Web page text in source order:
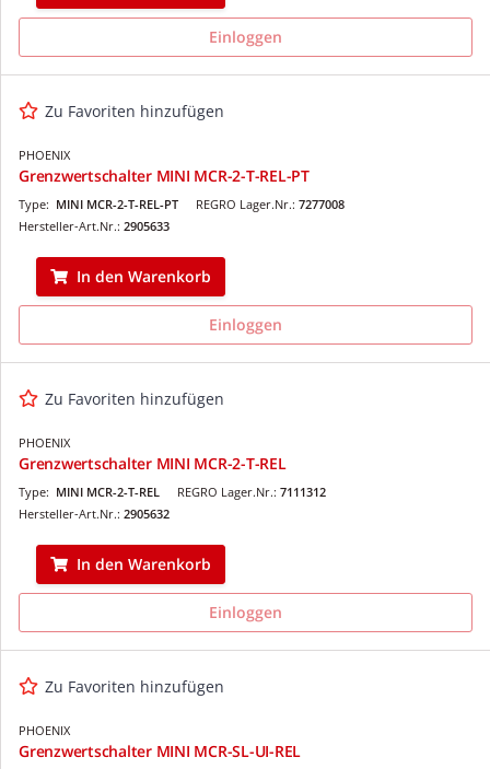
Einloggen
Zu Favoriten hinzufügen
PHOENIX
Grenzwertschalter MINI MCR-2-T-REL-PT
REGRO Lager.Nr.: 7277008
Type: MINI MCR-2-T-REL-PT
Hersteller-Art.Nr.: 2905633
In den Warenkorb
Einloggen
Zu Favoriten hinzufügen
PHOENIX
Grenzwertschalter MINI MCR-2-T-REL
REGRO Lager.Nr.: 7111312
Type: MINI MCR-2-T-REL
Hersteller-Art.Nr.: 2905632
In den Warenkorb
Einloggen
Zu Favoriten hinzufügen
PHOENIX
Grenzwertschalter MINI MCR-SL-UI-REL